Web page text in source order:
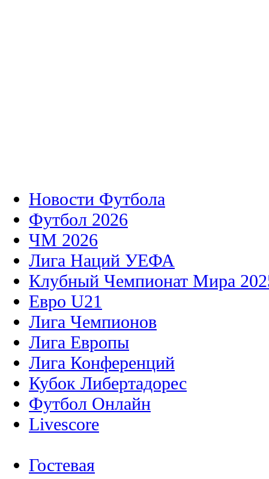
Новости Футбола
Футбол 2026
ЧМ 2026
Лига Наций УЕФА
Клубный Чемпионат Мира
Евро U21
Лига Чемпионов
Лига Европы
Лига Конференций
Кубок Либертадорес
Футбол Онлайн
Livescore
Гостевая